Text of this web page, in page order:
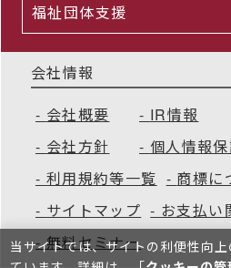
福祉団体支援
会社情報
会社概要
IR情報
会社方針
個人情報
利用規約等一覧
商標に
サイトマップ
お支払い
無料セミナー
当サイトでは、サイトの利便性向